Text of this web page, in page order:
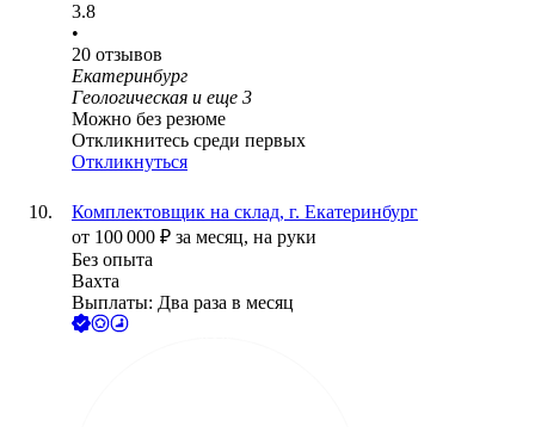
3.8
•
20 отзывов
Екатеринбург
Геологическая и еще 3
Можно без резюме
Откликнитесь среди первых
Откликнуться
Комплектовщик на склад, г. Екатеринбург
от 100 000 ₽ за месяц, на руки
Без опыта
Вахта
Выплаты: Два раза в месяц